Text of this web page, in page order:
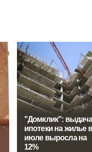
"Домклик": выдача
ипотеки на жилье
июле выросла на
12%